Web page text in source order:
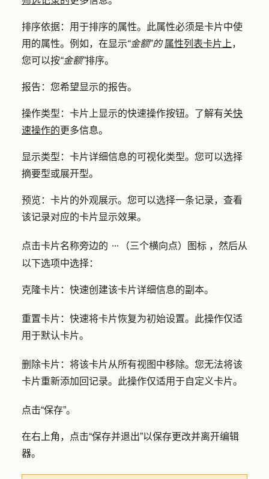
排序依据：用于排序的属性。此属性必须是卡片中使
用的属性。例如，在显示“金额”的 属性列表卡片上，
您可以按“金额”排序。
报告 ：您希望显示的报告。
操作类型 ：卡片上显示的快速操作按钮。了解有关快
速操作的更多信息。
显示类型 ：卡片详细信息的可视化类型。您可以选择
摘要型或展开型。
预览 ：卡片的外观展示。您可以选择一条记录，查看
该记录对应的卡片显示效果。
点击卡片名称旁边的 ellipses （三个横向点）图标 ，然后从
以下选项中选择：
克隆卡片 ：快速创建该卡片详细信息的副本。
重置卡片 ：快速将卡片恢复为初始设置。此操作仅适
用于默认卡片。
删除卡片 ：将该卡片从所有视图中移除。您无法将该
卡片重新添加回记录。此操作仅适用于自定义卡片。
点击“保存”。
在右上角，点击“保存并退出”以保存更改并离开编辑
器。